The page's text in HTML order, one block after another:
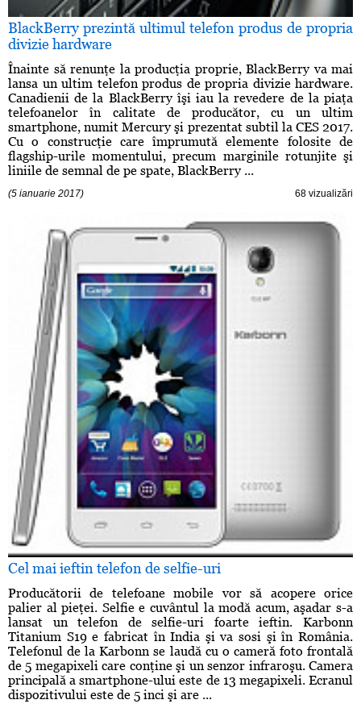
BlackBerry prezintă ultimul telefon produs de propria
divizie hardware
Înainte să renunţe la producţia proprie, BlackBerry va mai
lansa un ultim telefon produs de propria divizie hardware.
Canadienii de la BlackBerry îşi iau la revedere de la piaţa
telefoanelor în calitate de producător, cu un ultim
smartphone, numit Mercury şi prezentat subtil la CES 2017.
Cu o construcţie care împrumută elemente folosite de
flagship-urile momentului, precum marginile rotunjite şi
liniile de semnal de pe spate, BlackBerry ...
(5 ianuarie 2017) 68 vizualizări
Cel mai ieftin telefon de selfie-uri
Producătorii de telefoane mobile vor să acopere orice
palier al pieţei. Selfie e cuvântul la modă acum, aşadar s-a
lansat un telefon de selfie-uri foarte ieftin. Karbonn
Titanium S19 e fabricat în India şi va sosi şi în România.
Telefonul de la Karbonn se laudă cu o cameră foto frontală
de 5 megapixeli care conţine şi un senzor infraroşu. Camera
principală a smartphone-ului este de 13 megapixeli. Ecranul
dispozitivului este de 5 inci şi are ...